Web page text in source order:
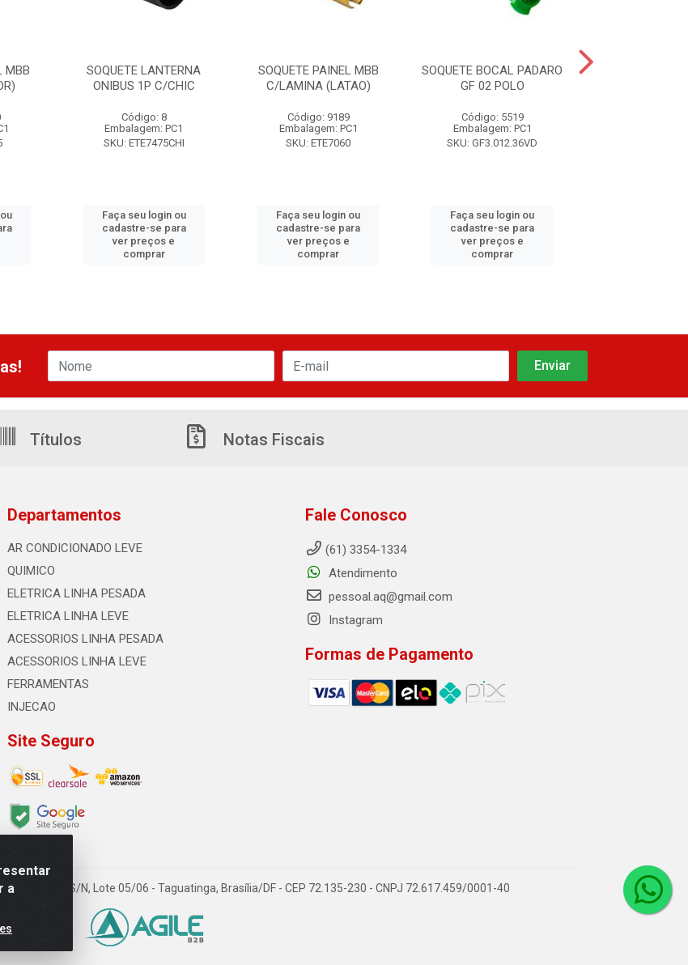
MBB
SOQUETE LANTERNA
ONIBUS 1P C/CHIC
Código: 8
Embalagem: PC1
SKU: ETE7475CHI
Faça seu login ou
cadastre-se para
ver preços e
comprar
SOQUETE PAINEL MBB
C/LAMINA (LATAO)
Código: 9189
Embalagem: PC1
SKU: ETE7060
Faça seu login ou
cadastre-se para
ver preços e
comprar
SOQUETE BOCAL PADARO
GF 02 POLO
Código: 5519
Embalagem: PC1
SKU: GF3.012.36VD
Faça seu login ou
cadastre-se para
ver preços e
comprar
a
Títulos Notas Fiscais
Departamentos
AR CONDICIONADO LEVE
QUIMICO
ELETRICA LINHA PESADA
ELETRICA LINHA LEVE
ACESSORIOS LINHA PESADA
ACESSORIOS LINHA LEVE
FERRAMENTAS
INJECAO
Site Seguro
Fale Conosco
(61) 3354-1334
Atendimento
pessoal.aq@gmail.com
Instagram
Formas de Pagamento
Qi 23, S/N, Lote 05/06 - Taguatinga, Brasília/DF - CEP 72.135-230 - CNPJ 72.617.459/0001-40